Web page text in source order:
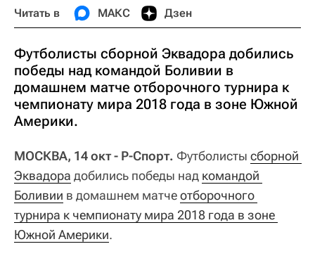
Читать в МАКС Дзен
Футболисты сборной Эквадора добились
победы над командой Боливии в
домашнем матче отборочного турнира к
чемпионату мира 2018 года в зоне Южной
Америки.
МОСКВА, 14 окт - Р-Спорт. Футболисты сборной
Эквадора добились победы над командой
Боливии в домашнем матчеотборочного
турнира к чемпионату мира 2018 года в зоне
Южной Америки.